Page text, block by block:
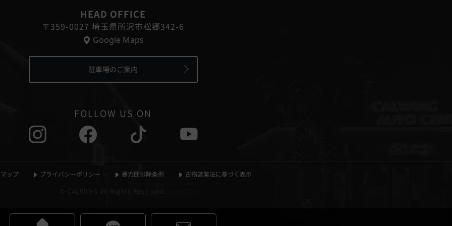
HEAD OFFICE
〒359-0027 埼玉県所沢市松郷342-6
Google Maps
駐車場のご案内
FOLLOW US ON
ップ プライバシーポリシー 暴力団排除条例
古物営業法に基づく表示